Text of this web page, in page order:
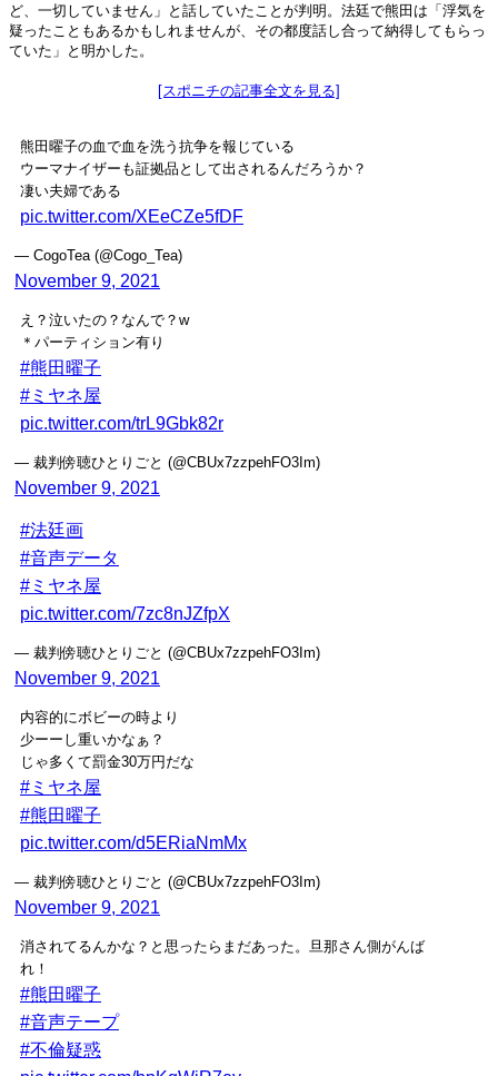
ど、一切していません」と話していたことが判明。法廷で熊田は「浮気を
疑ったこともあるかもしれませんが、その都度話し合って納得してもらっ
ていた」と明かした。
[スポニチの記事全文を見る]
熊田曜子の血で血を洗う抗争を報じている
ウーマナイザーも証拠品として出されるんだろうか？
凄い夫婦である
pic.twitter.com/XEeCZe5fDF
— CogoTea (@Cogo_Tea)
November 9, 2021
え？泣いたの？なんで？w
＊パーティション有り
#熊田曜子
#ミヤネ屋
pic.twitter.com/trL9Gbk82r
— 裁判傍聴ひとりごと (@CBUx7zzpehFO3Im)
November 9, 2021
#法廷画
#音声データ
#ミヤネ屋
pic.twitter.com/7zc8nJZfpX
— 裁判傍聴ひとりごと (@CBUx7zzpehFO3Im)
November 9, 2021
内容的にボビーの時より
少ーーし重いかなぁ？
じゃ多くて罰金30万円だな
#ミヤネ屋
#熊田曜子
pic.twitter.com/d5ERiaNmMx
— 裁判傍聴ひとりごと (@CBUx7zzpehFO3Im)
November 9, 2021
消されてるんかな？と思ったらまだあった。旦那さん側がんば
れ！
#熊田曜子
#音声テープ
#不倫疑惑